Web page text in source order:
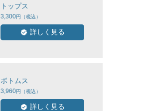
トップス
3,300
詳しく見る
ボトムス
3,960
詳しく見る